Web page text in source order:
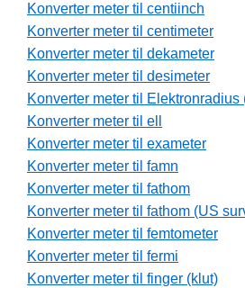
Konverter meter til centiinch
Konverter meter til centimeter
Konverter meter til dekameter
Konverter meter til desimeter
Konverter meter til Elektronradius
Konverter meter til ell
Konverter meter til exameter
Konverter meter til famn
Konverter meter til fathom
Konverter meter til fathom (US
Konverter meter til femtometer
Konverter meter til fermi
Konverter meter til finger (klut)